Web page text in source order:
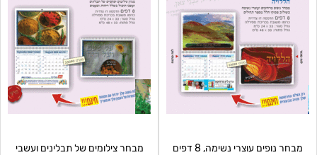
מבחר נופים עוצרי נשימה, 8 דפים
מבחר צילומים של תבלינים ועשבי